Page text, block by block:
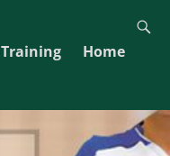
Training
Home